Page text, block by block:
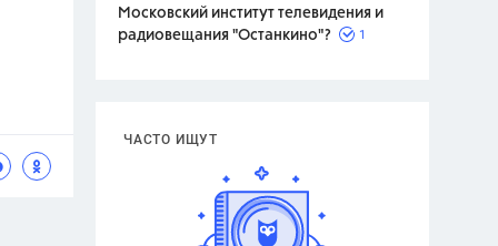
Московский институт телевидения и
радиовещания "Останкино"?
1
ЧАСТО ИЩУТ